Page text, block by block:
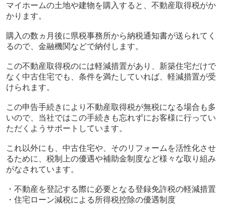
マイホームの土地や建物を購入すると、不動産取得税がか
かります。
購入の数ヵ月後に県税事務所から納税通知書が送られてく
るので、金融機関などで納付します。
この不動産取得税のには軽減措置があり、新築住宅だけで
なく中古住宅でも、条件を満たしていれば、軽減措置が受
けられます。
この申告手続きにより不動産取得税が無税になる場合も多
いので、当社ではこの手続きも忘れずにお客様に行ってい
ただくようサポートしています。
これ以外にも、中古住宅や、そのリフォームを活性化させ
るために、税制上の優遇や補助金制度など様々な取り組み
がなされています。
・不動産を登記する際に必要となる登録免許税の軽減措置
・住宅ローン減税による所得税控除の優遇制度